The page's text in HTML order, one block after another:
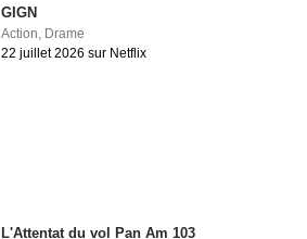
GIGN
Action Drame
22 juillet 2026 sur Netflix
L'Attentat du vol Pan Am 103